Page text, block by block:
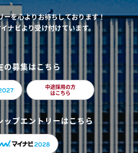
ーを心よりお待ちしております！
ナビより受け付けています。
の募集はこちら
中途採用の方
はこちら
ップエントリーはこちら